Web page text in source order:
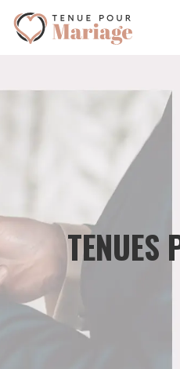
TENUES